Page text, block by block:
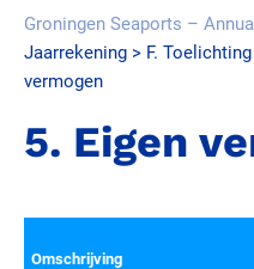
Groningen Seaports –
Jaarrekening
F.
vermogen
5. Eigen
Omschrijving